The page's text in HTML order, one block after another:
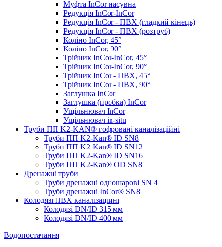
Муфта InCor насувна
Редукція InCor-InCor
Редукція InCor - ПВХ (гладкий кінець)
Редукція InCor - ПВХ (розтруб)
Коліно InCor, 45°
Коліно InCor, 90°
Трійник InCor-InCor, 45°
Трійник InCor-InCor, 90°
Трійник InCor - ПВХ, 45°
Трійник InCor - ПВХ, 90°
Заглушка InCor
Заглушка (пробка) InCor
Ущільнювач InCor
Ущільнювач in-situ
Труби ПП K2-KAN® гоф­ровані каналізаційні
Труби ПП K2-Kan® ID SN8
Труби ПП K2-Kan® ID SN12
Труби ПП K2-Kan® ID SN16
Труби ПП K2-Kan® OD SN8
Дренажні труби
Труби дренажні одношарові SN 4
Труби дренажні InCor® SN8
Колодязі ПВХ каналізаційні
Колодязі DN/ID 315 мм
Колодязі DN/ID 400 мм
Водопостачання